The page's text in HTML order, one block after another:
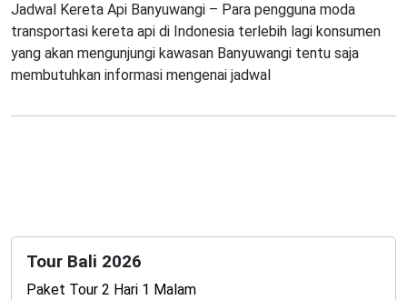
Jadwal Kereta Api Banyuwangi – Para pengguna moda
transportasi kereta api di Indonesia terlebih lagi konsumen
yang akan mengunjungi kawasan Banyuwangi tentu saja
membutuhkan informasi mengenai jadwal
Tour Bali 2026
Paket Tour 2 Hari 1 Malam